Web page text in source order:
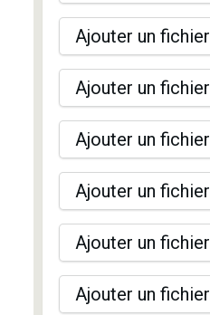
Ajouter un fichier
Ajouter un fichier
Ajouter un fichier
Ajouter un fichier
Ajouter un fichier
Ajouter un fichier